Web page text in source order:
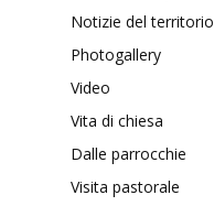
Notizie del territorio
Photogallery
Video
Vita di chiesa
Dalle parrocchie
Visita pastorale